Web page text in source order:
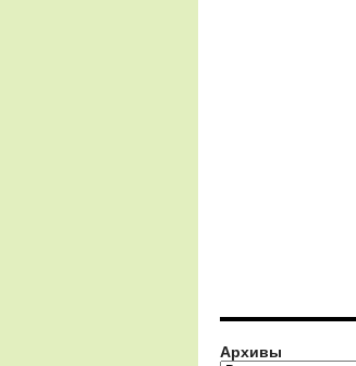
Архивы